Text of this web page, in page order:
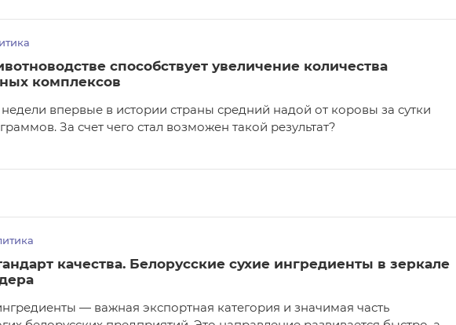
способствует увеличение количества
комплексов
впервые в истории страны средний надой от коровы за сутки
За счет чего стал возможен такой результат?
качества. Белорусские сухие ингредиенты в зеркале
— важная экспортная категория и значимая часть